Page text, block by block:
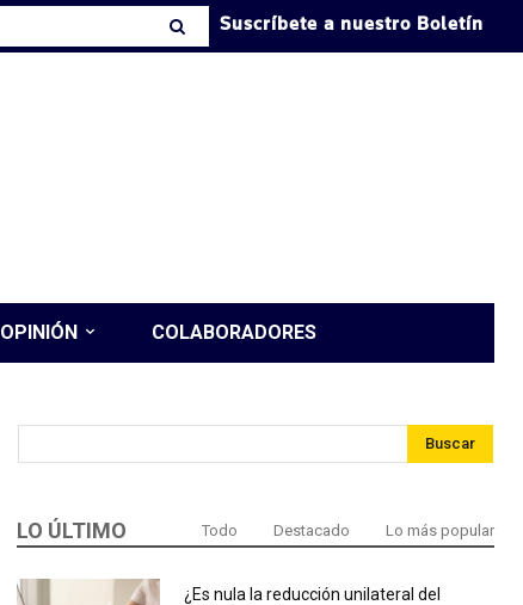
Suscríbete a nuestro Boletín
OPINIÓN COLABORADORES
Buscar
LO ÚLTIMO Todo Destacado Lo más popular
¿Es nula la reducción unilateral del